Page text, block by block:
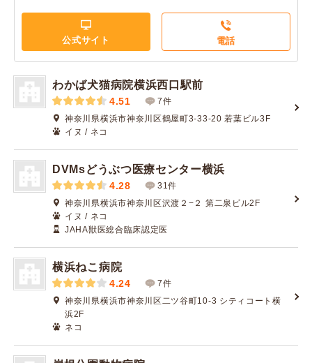
公式サイト 電話
わかば犬猫病院横浜西口駅前
4.51
7件
神奈川県横浜市神奈川区鶴屋町3-33-20 若葉ビル3F
イヌ / ネコ
DVMsどうぶつ医療センター横浜
4.28
31件
神奈川県横浜市神奈川区沢渡２−２ 第二泉ビル2F
イヌ / ネコ
JAHA獣医総合臨床認定医
横浜ねこ病院
4.24
7件
神奈川県横浜市神奈川区二ツ谷町10-3 シティコート横
浜2F
ネコ